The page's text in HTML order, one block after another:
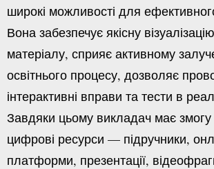
широкі можливості для
Вона забезпечує якісну
матеріалу, сприяє активному
освітнього процесу, дозволяє
інтерактивні вправи та тести в
Завдяки цьому викладач має змогу
цифрові ресурси — підручники,
платформи, презентації,